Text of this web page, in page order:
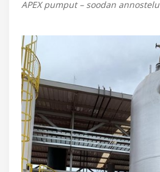
APEX pumput – soodan annostelu